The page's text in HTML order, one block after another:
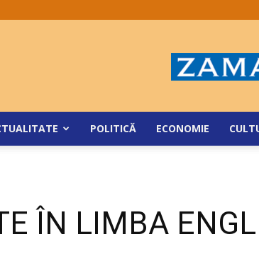
POLITICĂ ECONOMIE
ÎN LIMBA